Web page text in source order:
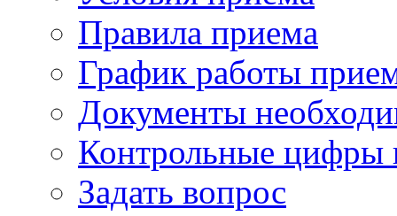
Правила приема
График работы
Документы
Контрольные цифры
Задать вопрос